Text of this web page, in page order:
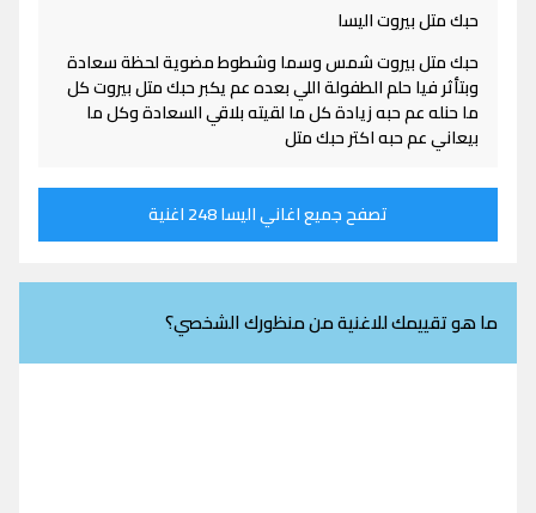
حبك متل بيروت اليسا
حبك متل بيروت شمس وسما وشطوط مضوية لحظة سعادة
وبتأثر فيا حلم الطفولة اللي بعده عم يكبر حبك متل بيروت كل
ما حنله عم حبه زيادة كل ما لقيته بلاقي السعادة وكل ما
بيعاني عم حبه اكتر حبك متل
تصفح جميع اغاني اليسا 248 اغنية
ما هو تقييمك للاغنية من منظورك الشخصي؟